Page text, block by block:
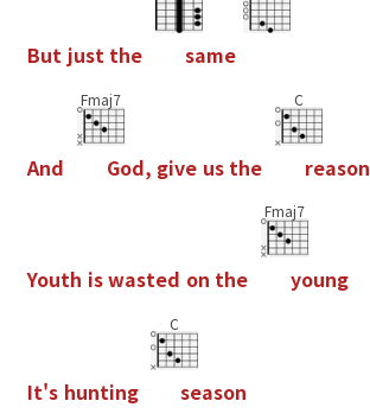
But just the same
And
Fmaj7
God, give us the
C
reason
Youth iswasted on the
Fmaj7
young
It's hunting
C
season